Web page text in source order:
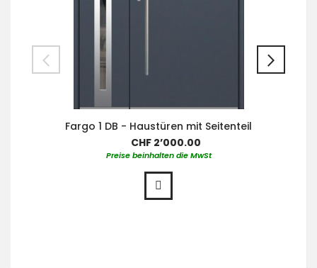
Fargo 1 DB - Haustüren mit Seitenteil
CHF 2’000.00
Preise beinhalten die MwSt